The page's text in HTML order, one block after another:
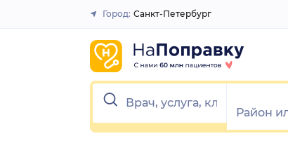
Закрыть
Город: Санкт-Петербург